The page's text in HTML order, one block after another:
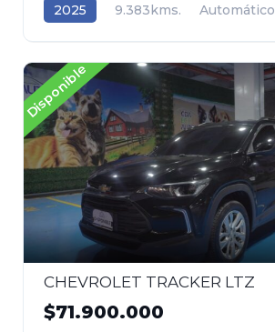
2025 9.383kms.
Automático
Disponible
CHEVROLET TRACKER LTZ
$71.900.000